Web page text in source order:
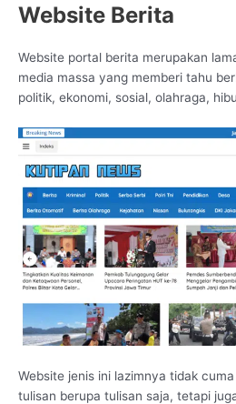
Website Berita
Website portal berita merupakan
media massa yang memberi tahu
politik, ekonomi, sosial, olahraga,
Website jenis ini lazimnya tidak
tulisan berupa tulisan saja, tetapi